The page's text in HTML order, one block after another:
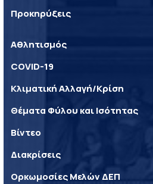
Προκηρύξεις
Αθλητισμός
COVID-19
Κλιματική Αλλαγή/Κρίση
Θέματα Φύλου και Ισότητας
Βίντεο
Διακρίσεις
Ορκωμοσίες Μελών ΔΕΠ